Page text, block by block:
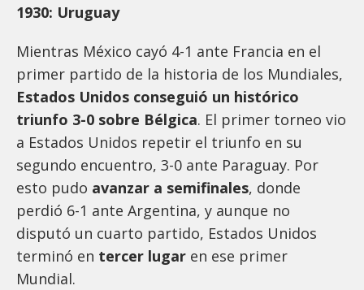
1930: Uruguay
Mientras México cayó 4-1 ante Francia en el
primer partido de la historia de los Mundiales,
Estados Unidos conseguió un histórico
triunfo 3-0 sobre Bélgica. El primer torneo vio
a Estados Unidos repetir el triunfo en su
segundo encuentro, 3-0 ante Paraguay. Por
esto pudo avanzar a semifinales, donde
perdió 6-1 ante Argentina, y aunque no
disputó un cuarto partido, Estados Unidos
terminó en tercer lugar en ese primer
Mundial.